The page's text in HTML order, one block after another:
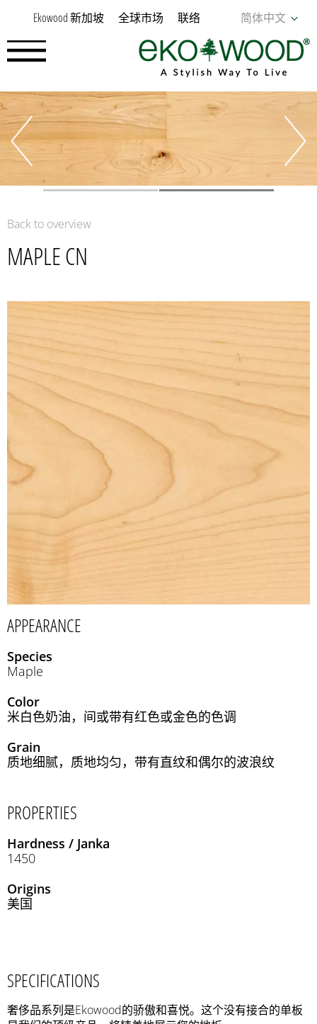
Ekowood 新加坡 全球市场 联络 简体中文
Back to overview
MAPLE CN
APPEARANCE
Species
Maple
Color
米白色奶油，间或带有红色或金色的色调
Grain
质地细腻，质地均匀，带有直纹和偶尔的波浪纹
PROPERTIES
Hardness / Janka
1450
Origins
美国
SPECIFICATIONS
奢侈品系列是Ekowood的骄傲和喜悦。这个没有接合的单板